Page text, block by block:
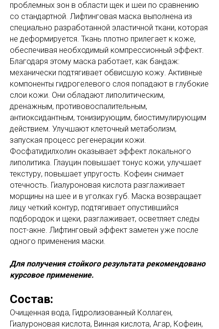
проблемных зон в области щек и шеи по сравнению
со стандартной. Лифтинговая маска выполнена из
специально разработанной эластичной ткани, которая
не деформируется. Ткань плотно прилегает к коже,
обеспечивая необходимый компрессионный эффект.
Благодаря этому маска работает, как бандаж:
механически подтягивает обвисшую кожу. Активные
компоненты гидрогелевого слоя попадают в глубокие
слои кожи. Они обладают липолитическим,
дренажным, противовоспалительным,
антиоксидантным, тонизирующим, биостимулирующим
действием. Улучшают клеточный метаболизм,
запуская процесс регенерации кожи.
Фосфатидилхолин оказывает эффект локального
липолитика. Глауцин повышает тонус кожи, улучшает
текстуру, повышает упругость. Кофеин снимает
отечность. Гиалуроновая кислота разглаживает
морщины на шее и в уголках губ. Маска возвращает
лицу четкий контур, подтягивает опустившийся
подбородок и щеки, разглаживает, осветляет следы
пост-акне. Лифтинговый эффект заметен уже после
одного применения маски.
Для получения стойкого результата рекомендовано
курсовое применение.
Состав:
Очищенная вода, Гидролизованный Коллаген,
Гиалуроновая кислота, Винная кислота, Агар, Кофеин,